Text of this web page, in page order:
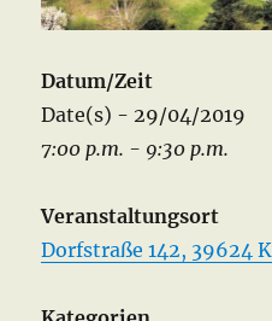
Datum/Zeit
Date(s) - 29/04/2019
7:00 p.m. - 9:30 p.m.
Veranstaltungsort
Dorfstraße 142, 39624